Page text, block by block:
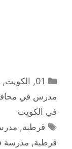
التصنيفات
01
, الكويت,
مدرس في
في الكويت
الوسوم
قرطبة,
قرطبة, مدرسة